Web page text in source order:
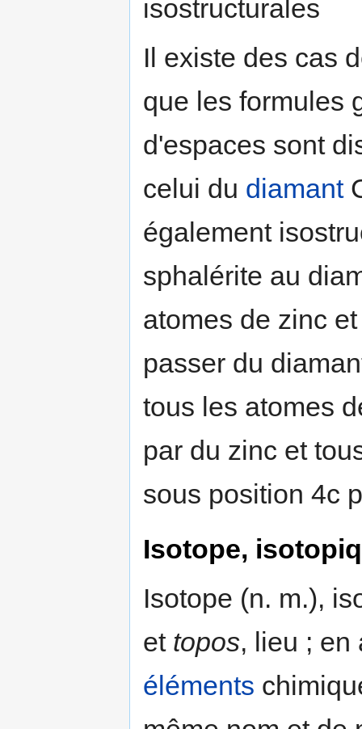
isostructurales
Il existe des cas
que les formules
d'espaces sont
celui du diamant
également
sphalérite au
atomes de zinc
passer du
tous les atomes
par du zinc et
sous position 4c
Isotope,
Isotope (n. m.),
et topos, lieu ;
éléments